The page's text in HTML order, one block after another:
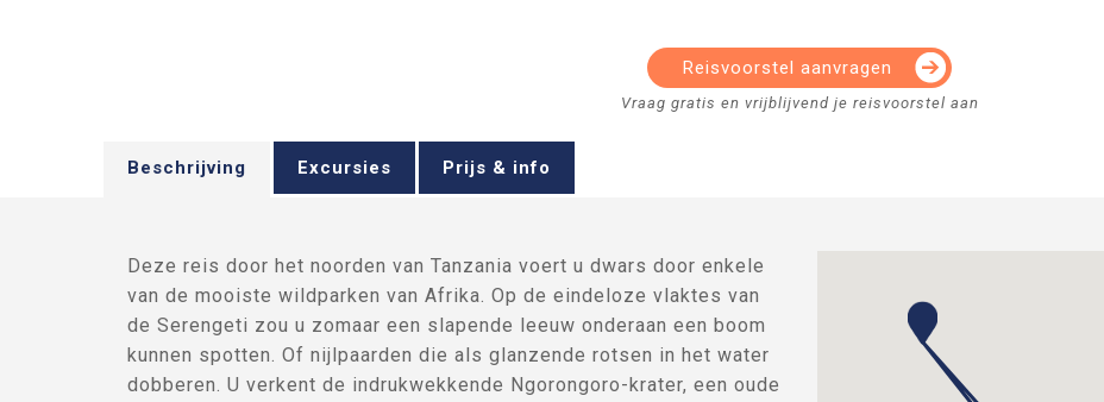
Reisvoorstel aanvragen
Beschrijving Excursies Prijs & info
Deze reis door het noorden van Tanzania voert u dwars door enkele
van de mooiste wildparken van Afrika. Op de eindeloze vlaktes van
de Serengeti zou u zomaar een slapende leeuw onderaan een boom
kunnen spotten. Of nijlpaarden die als glanzende rotsen in het water
dobberen. U verkent de indrukwekkende Ngorongoro-krater, een oude